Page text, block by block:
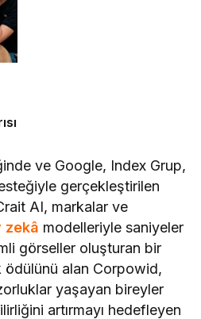
ve Google, Index Grup,
gerçekleştirilen
AI, markalar ve
zekâ modelleriyle saniyeler
görseller oluşturan bir
alan Corpowid,
yaşayan bireyler
artırmayı hedefleyen